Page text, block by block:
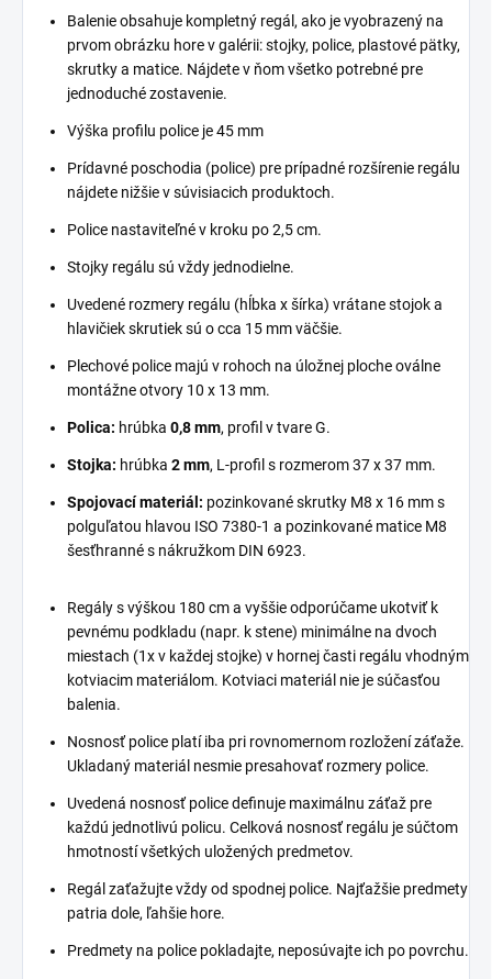
Balenie obsahuje kompletný regál, ako je vyobrazený na
prvom obrázku hore v galérii: stojky, police, plastové pätky,
skrutky a matice. Nájdete v ňom všetko potrebné pre
jednoduché zostavenie.
Výška profilu police je 45 mm
Prídavné poschodia (police) pre prípadné rozšírenie regálu
nájdete nižšie v súvisiacich produktoch.
Police nastaviteľné v kroku po 2,5 cm.
Stojky regálu sú vždy jednodielne.
Uvedené rozmery regálu (hĺbka x šírka) vrátane stojok a
hlavičiek skrutiek sú o cca 15 mm väčšie.
Plechové police majú v rohoch na úložnej ploche oválne
montážne otvory 10 x 13 mm.
Polica: hrúbka 0,8 mm, profil v tvare G.
Stojka: hrúbka 2 mm, L-profil s rozmerom 37 x 37 mm.
Spojovací materiál: pozinkované skrutky M8 x 16 mm s
polguľatou hlavou ISO 7380-1 a pozinkované matice M8
šesťhranné s nákružkom DIN 6923.
Regály s výškou 180 cm a vyššie odporúčame ukotviť k
pevnému podkladu (napr. k stene) minimálne na dvoch
miestach (1x v každej stojke) v hornej časti regálu vhodným
kotviacim materiálom. Kotviaci materiál nie je súčasťou
balenia.
Nosnosť police platí iba pri rovnomernom rozložení záťaže.
Ukladaný materiál nesmie presahovať rozmery police.
Uvedená nosnosť police definuje maximálnu záťaž pre
každú jednotlivú policu. Celková nosnosť regálu je súčtom
hmotností všetkých uložených predmetov.
Regál zaťažujte vždy od spodnej police. Najťažšie predmety
patria dole, ľahšie hore.
Predmety na police pokladajte, neposúvajte ich po povrchu.